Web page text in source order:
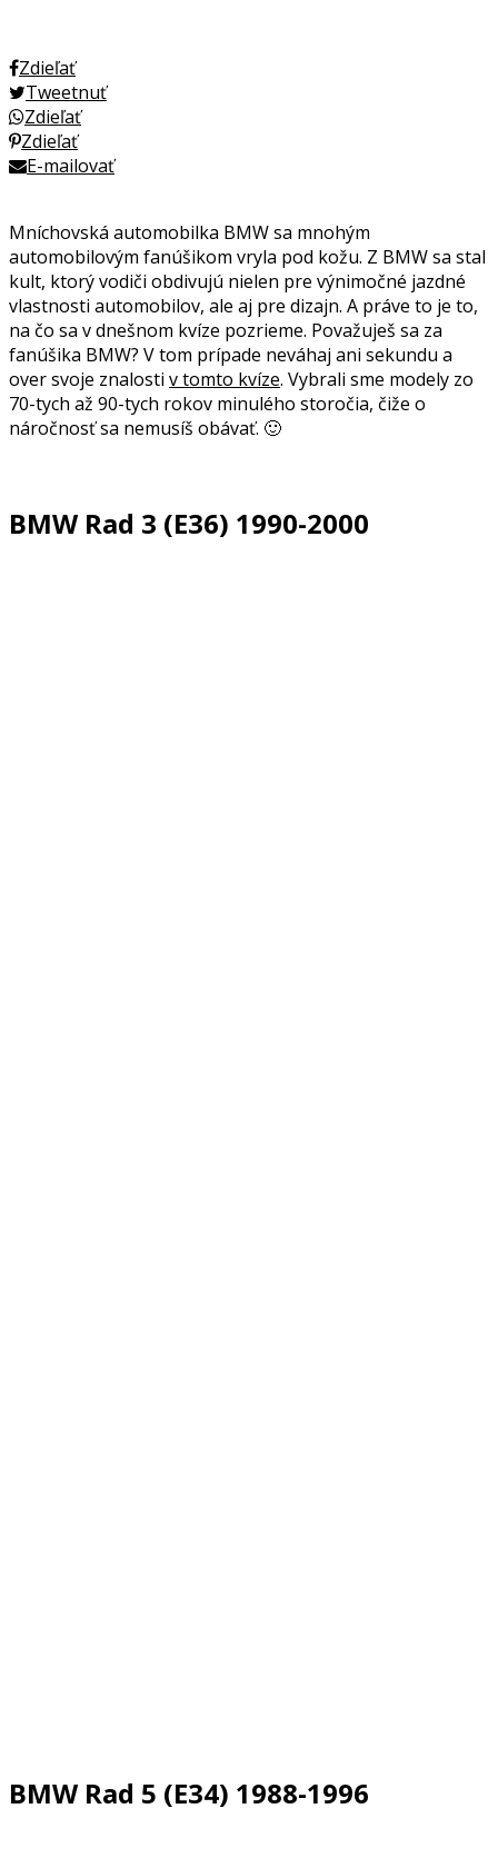
Zdieľať
Tweetnuť
Zdieľať
Zdieľať
E-mailovať
Mníchovská automobilka BMW sa mnohým
automobilovým fanúšikom vryla pod kožu. Z BMW sa stal
kult, ktorý vodiči obdivujú nielen pre výnimočné jazdné
vlastnosti automobilov, ale aj pre dizajn. A práve to je to,
na čo sa v dnešnom kvíze pozrieme. Považuješ sa za
fanúšika BMW? V tom prípade neváhaj ani sekundu a
over svoje znalosti v tomto kvíze. Vybrali sme modely zo
70-tych až 90-tych rokov minulého storočia, čiže o
náročnosť sa nemusíš obávať. 🙂
BMW Rad 3 (E36) 1990-2000
BMW Rad 5 (E34) 1988-1996